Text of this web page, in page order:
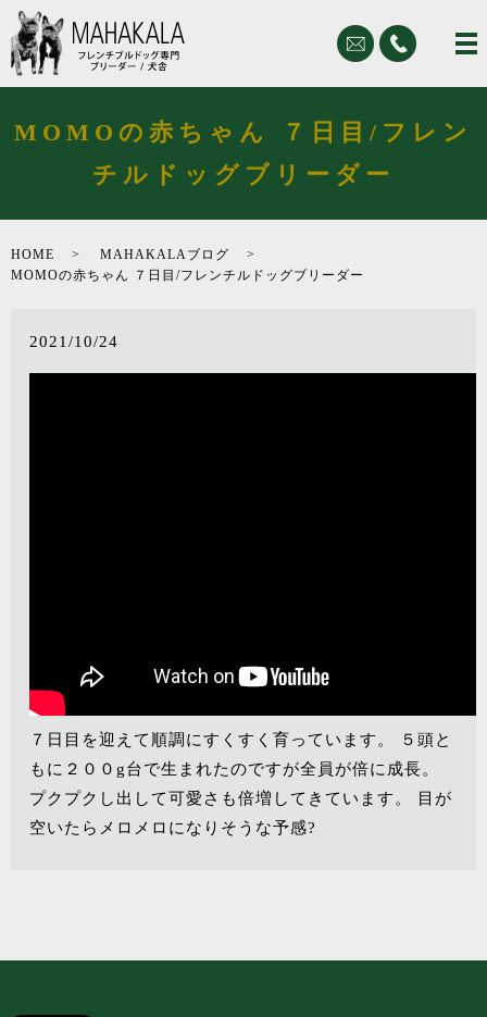
MOMOの赤ちゃん ７日目/フレン
チルドッグブリーダー
HOME
MAHAKALAブログ
MOMOの赤ちゃん ７日目/フレンチルドッグブリーダー
2021/10/24
７日目を迎えて順調にすくすく育っています。 ５頭と
もに２００g台で生まれたのですが全員が倍に成長。
プクプクし出して可愛さも倍増してきています。 目が
空いたらメロメロになりそうな予感?